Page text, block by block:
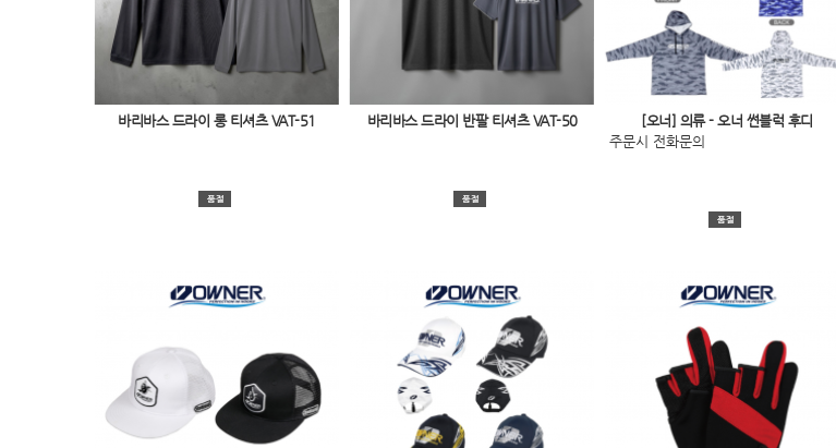
바리바스 드라이 롱 티셔츠 VAT-51 바리바스 드라이 반팔 티셔츠 VAT-50
[오너] 의류 - 오너 썬블럭 후디
주문시 전화문의